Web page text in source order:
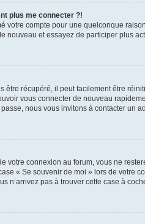
plus me connecter ?!
votre compte pour une quelconque
nouveau et essayez de participer plus
récupéré, il peut facilement être
vous connecter de nouveau
nous vous invitons à contacter un
votre connexion au forum, vous ne
« Se souvenir de moi » lors de
n’arrivez pas à trouver cette case à